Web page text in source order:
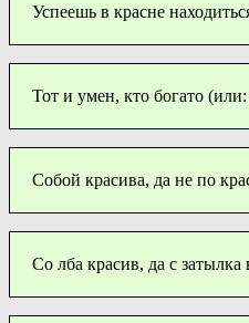
Успеешь в красне
Тот и умен, кто богато
Собой красива, да не по
Со лба красив, да с